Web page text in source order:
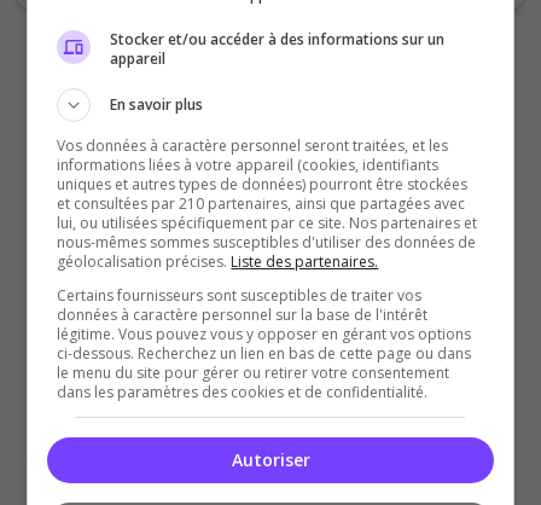
Stocker et/ou accéder à des informations sur un
appareil
En savoir plus
Vos données à caractère personnel seront traitées, et les
informations liées à votre appareil (cookies, identifiants
uniques et autres types de données) pourront être stockées
et consultées par 210 partenaires, ainsi que partagées avec
lui, ou utilisées spécifiquement par ce site. Nos partenaires et
nous-mêmes sommes susceptibles d'utiliser des données de
géolocalisation précises. Liste des partenaires.
Certains fournisseurs sont susceptibles de traiter vos
données à caractère personnel sur la base de l'intérêt
légitime. Vous pouvez vous y opposer en gérant vos options
ci-dessous. Recherchez un lien en bas de cette page ou dans
le menu du site pour gérer ou retirer votre consentement
dans les paramètres des cookies et de confidentialité.
Autoriser